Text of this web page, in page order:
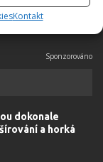
Kontakt
dokonale
a horká